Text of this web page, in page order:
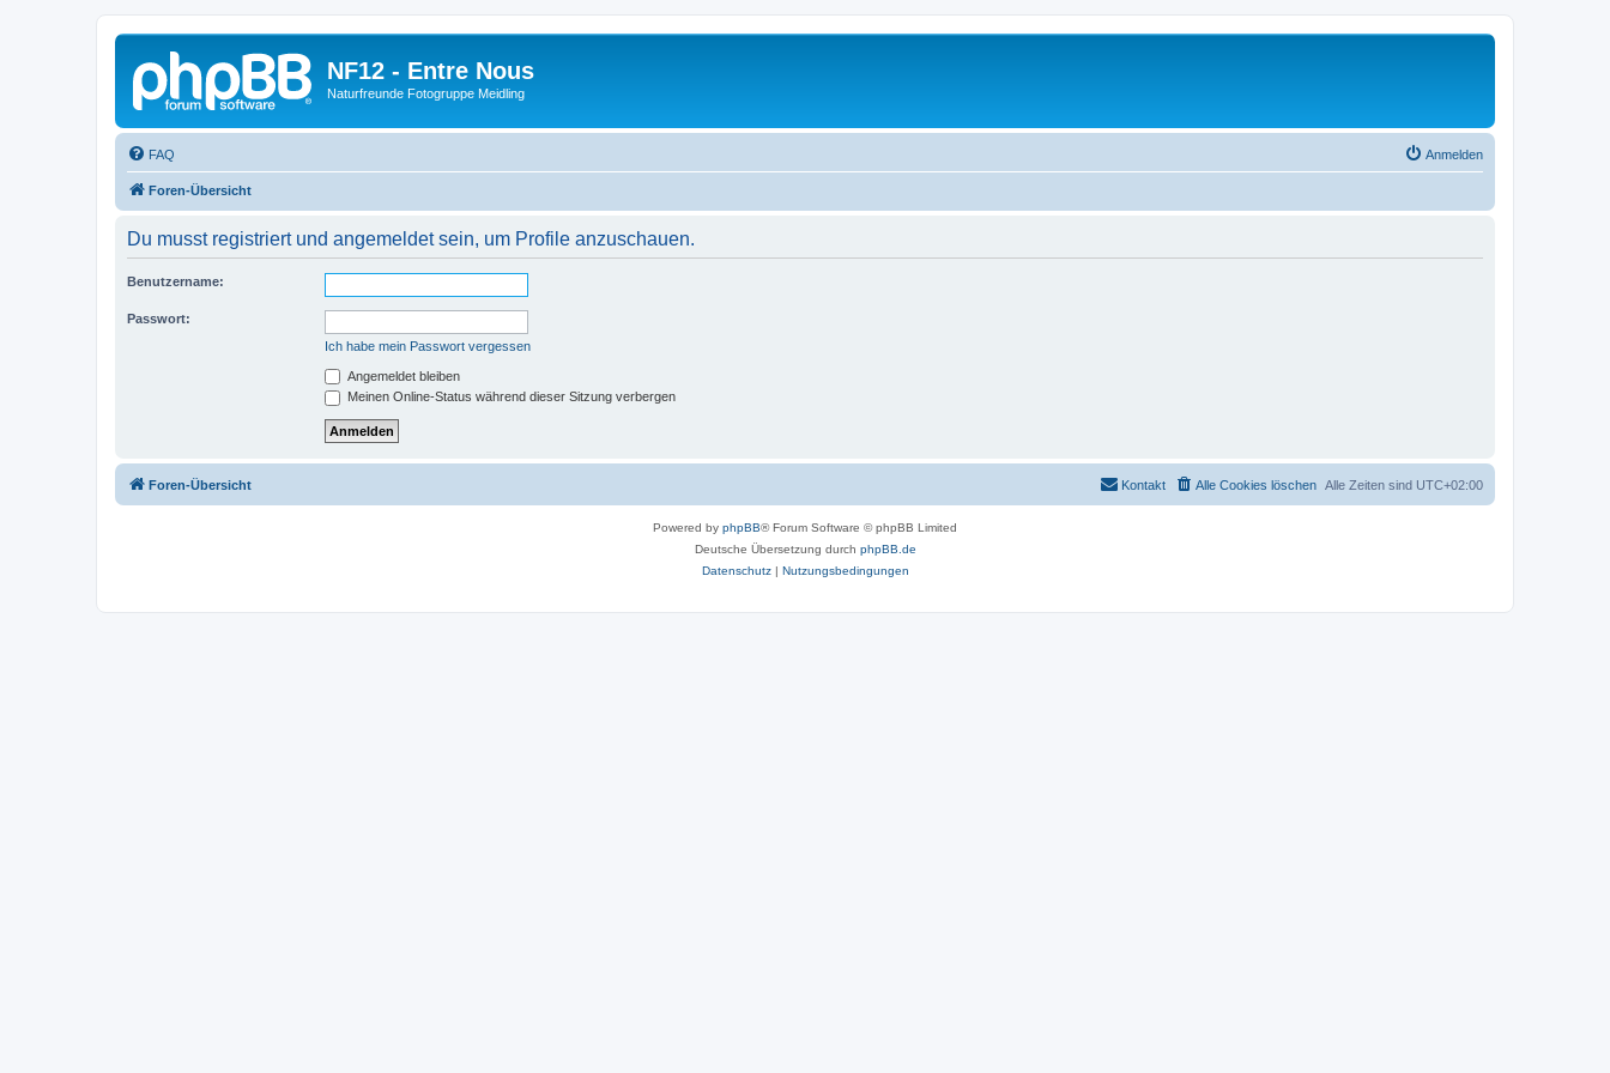
NF12 - Entre Nous
Naturfreunde Fotogruppe Meidling
FAQ Anmelden
Foren-Übersicht
Du musst registriert und angemeldet sein, um Profile anzuschauen.
Benutzername:
Passwort:
Ich habe mein Passwort vergessen
Angemeldet bleiben
Meinen Online-Status während dieser Sitzung verbergen
Foren-Übersicht Alle Zeiten sind UTC+02:00
Alle Cookies löschen
Kontakt
Powered by phpBB® Forum Software © phpBB Limited
Deutsche Übersetzung durch phpBB.de
Datenschutz| Nutzungsbedingungen